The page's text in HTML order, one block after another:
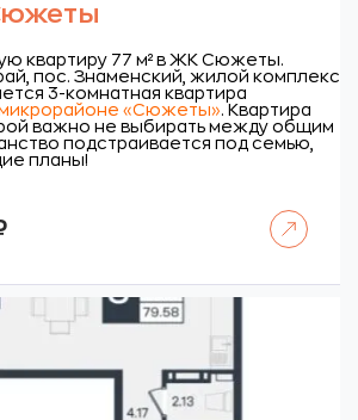
квартиру 77 м² в ЖК Сюжеты.
пос. Знаменский, жилой комплекс
3-комнатная квартира
«Сюжеты». Квартира
важно не выбирать между общим
подстраивается под семью,
планы!